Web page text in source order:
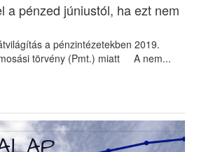
a pénzed júniustól, ha ezt nem
a pénzintézetekben 2019.
törvény (Pmt.) miatt A nem...